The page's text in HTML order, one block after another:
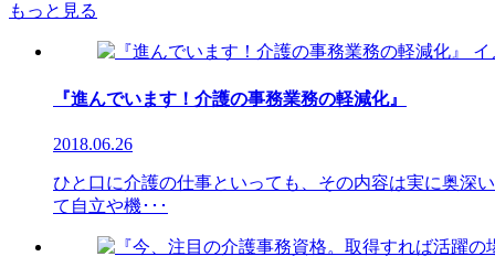
もっと見る
『進んでいます！介護の事務業務の軽減化』
2018.06.26
ひと口に介護の仕事といっても、その内容は実に奥深
て自立や機･･･